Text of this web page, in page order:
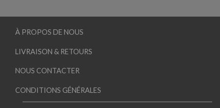
À PROPOS DE NOUS
LIVRAISON & RETOURS
NOUS CONTACTER
CONDITIONS GÉNÉRALES